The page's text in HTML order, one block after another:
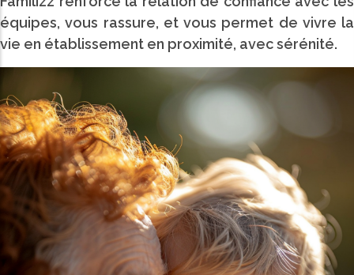
équipes, vous rassure, et vous permet de vivre la
vie en établissement en proximité, avec sérénité.